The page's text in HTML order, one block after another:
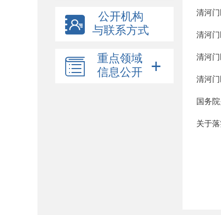
公开机构
与联系方式
重点领域
信息公开
清河
清河
清河
清河
国务
关于